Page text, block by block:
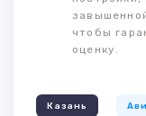
чтобы
оценку.
Казань